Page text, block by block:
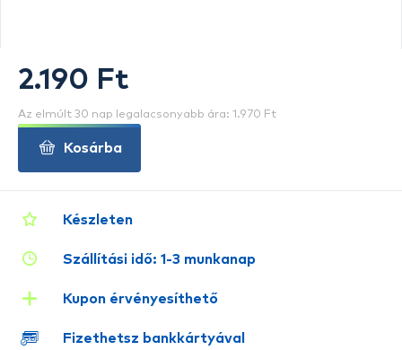
Készleten
Szállítási idő: 1-3 munkanap
Kupon érvényesíthető
Fizethetsz bankkártyával
2.190 Ft
Az elmúlt 30 nap legalacsonyabb ára: 1.970 Ft
Kosárba